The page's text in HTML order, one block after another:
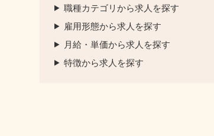
職種カテゴリから求人を探す
雇用形態から求人を探す
月給・単価から求人を探す
特徴から求人を探す